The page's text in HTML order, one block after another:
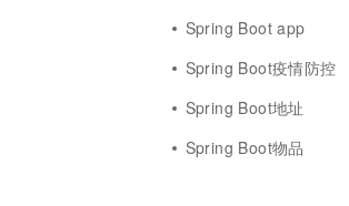
Spring Boot app
Spring Boot疫情防控
Spring Boot地址
Spring Boot物品